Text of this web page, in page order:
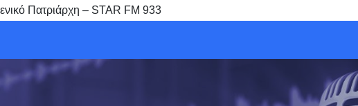
Πατριάρχη – STAR FM 933